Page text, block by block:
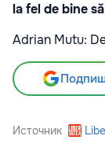
la fel de bine
Adrian Mutu:
Источник